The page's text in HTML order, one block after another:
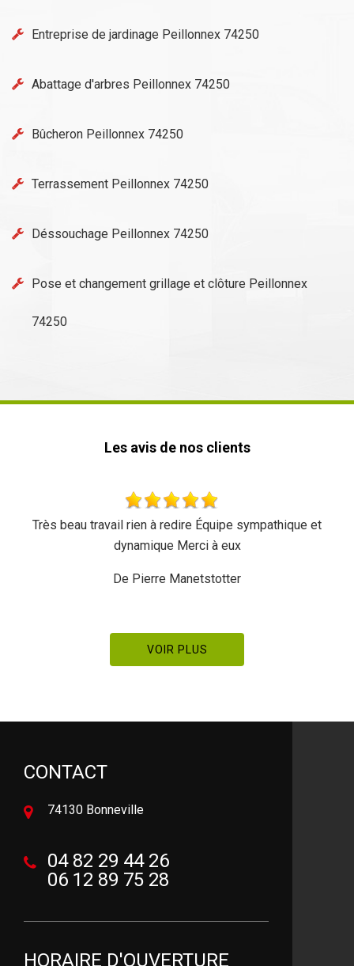
Entreprise de jardinage Peillonnex 74250
Abattage d'arbres Peillonnex 74250
Bûcheron Peillonnex 74250
Terrassement Peillonnex 74250
Déssouchage Peillonnex 74250
Pose et changement grillage et clôture Peillonnex
74250
Les avis de nos clients
redire Équipe sympathique et
Très bon travail une
VOIR PLUS
CONTACT
74130 Bonneville
04 82 29 44 26
06 12 89 75 28
HORAIRE D'OUVERTURE